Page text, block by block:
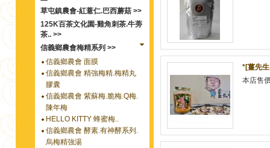
草屯鎮農會-紅薏仁.巴西蘑菇 >>
125K百茶文化園-雞角刺茶.牛蒡
茶.. >>
信義鄉農會梅精系列 >>
信義鄉農會 面膜
信義鄉農會 精強梅精.梅精丸
膠囊
信義鄉農會 紫蘇梅.脆梅.Q梅.
陳年梅
HELLO KITTY 蜂蜜梅..
信義鄉農會 酵素.有神酵系列.
烏梅精強湯
*[薑先
本店售